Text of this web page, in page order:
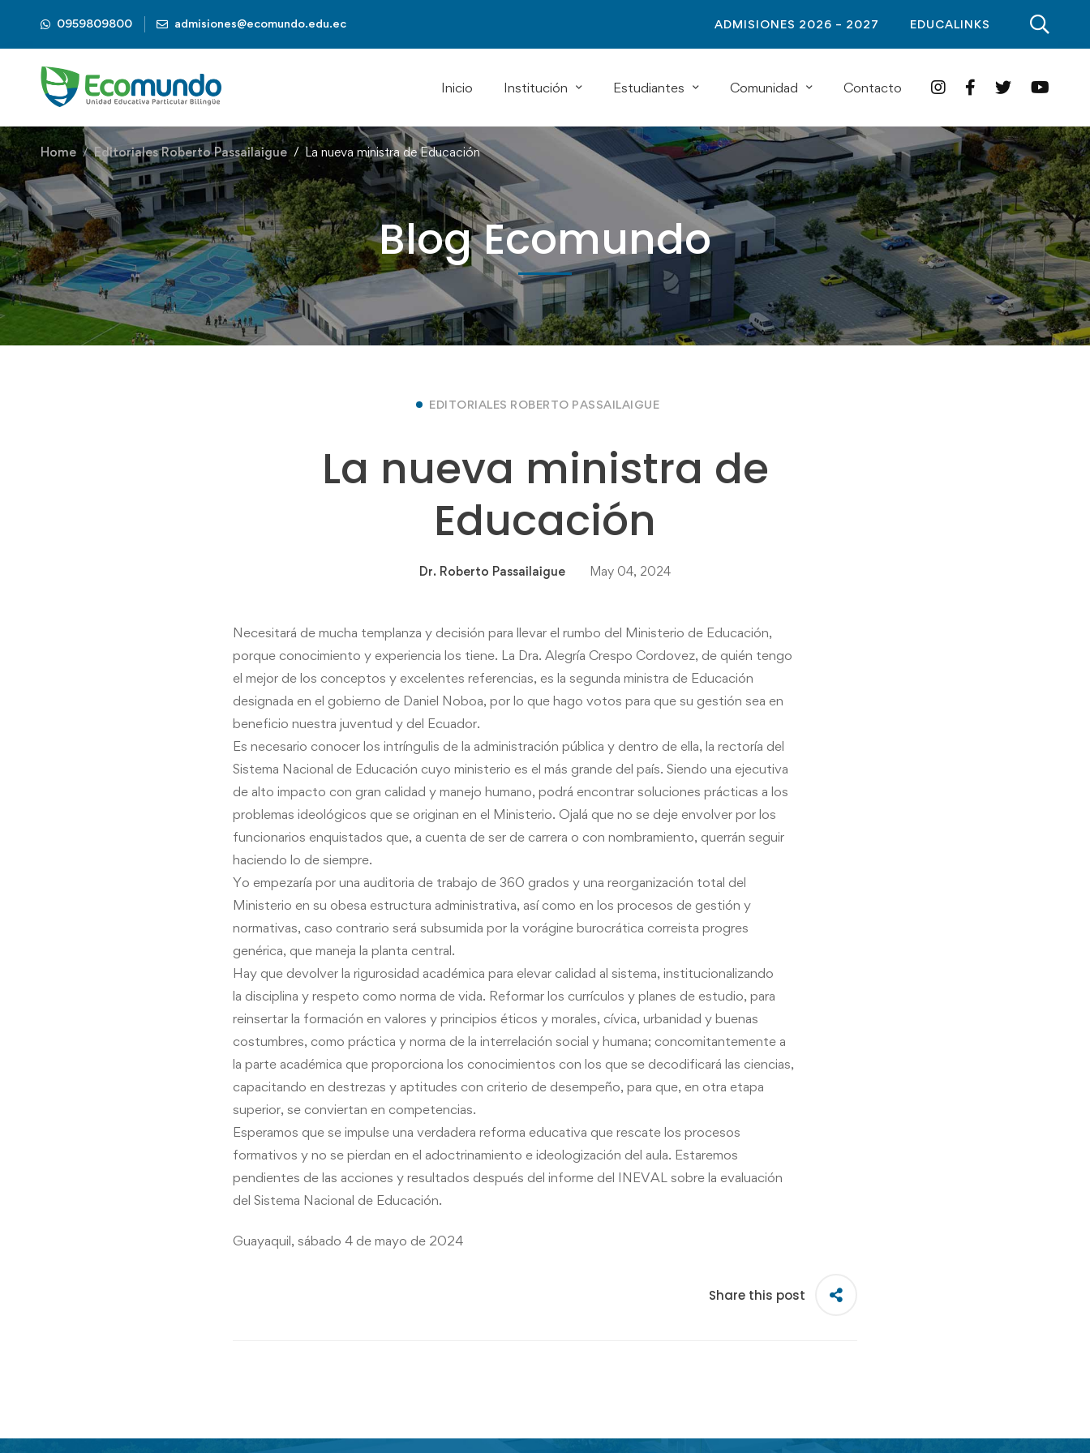
0959809800 admisiones@ecomundo.edu.ec ADMISIONES 2026 – 2027 EDUCALINKS
Inicio Institución Estudiantes Comunidad Contacto
Home Editoriales Roberto Passailaigue La nueva ministra de Educación
Blog Ecomundo
EDITORIALES ROBERTO PASSAILAIGUE
La nueva ministra de
Educación
Dr. Roberto Passailaigue May 04, 2024
Necesitará de mucha templanza y decisión para llevar el rumbo del Ministerio de Educación,
porque conocimiento y experiencia los tiene. La Dra. Alegría Crespo Cordovez, de quién tengo
el mejor de los conceptos y excelentes referencias, es la segunda ministra de Educación
designada en el gobierno de Daniel Noboa, por lo que hago votos para que su gestión sea en
beneficio nuestra juventud y del Ecuador.
Es necesario conocer los intríngulis de la administración pública y dentro de ella, la rectoría del
Sistema Nacional de Educación cuyo ministerio es el más grande del país. Siendo una ejecutiva
de alto impacto con gran calidad y manejo humano, podrá encontrar soluciones prácticas a los
problemas ideológicos que se originan en el Ministerio. Ojalá que no se deje envolver por los
funcionarios enquistados que, a cuenta de ser de carrera o con nombramiento, querrán seguir
haciendo lo de siempre.
Yo empezaría por una auditoria de trabajo de 360 grados y una reorganización total del
Ministerio en su obesa estructura administrativa, así como en los procesos de gestión y
normativas, caso contrario será subsumida por la vorágine burocrática correista progres
genérica, que maneja la planta central.
Hay que devolver la rigurosidad académica para elevar calidad al sistema, institucionalizando
la disciplina y respeto como norma de vida. Reformar los currículos y planes de estudio, para
reinsertar la formación en valores y principios éticos y morales, cívica, urbanidad y buenas
costumbres, como práctica y norma de la interrelación social y humana; concomitantemente a
la parte académica que proporciona los conocimientos con los que se decodificará las ciencias,
capacitando en destrezas y aptitudes con criterio de desempeño, para que, en otra etapa
superior, se conviertan en competencias.
Esperamos que se impulse una verdadera reforma educativa que rescate los procesos
formativos y no se pierdan en el adoctrinamiento e ideologización del aula. Estaremos
pendientes de las acciones y resultados después del informe del INEVAL sobre la evaluación
del Sistema Nacional de Educación.
Guayaquil, sábado 4 de mayo de 2024
Share this post